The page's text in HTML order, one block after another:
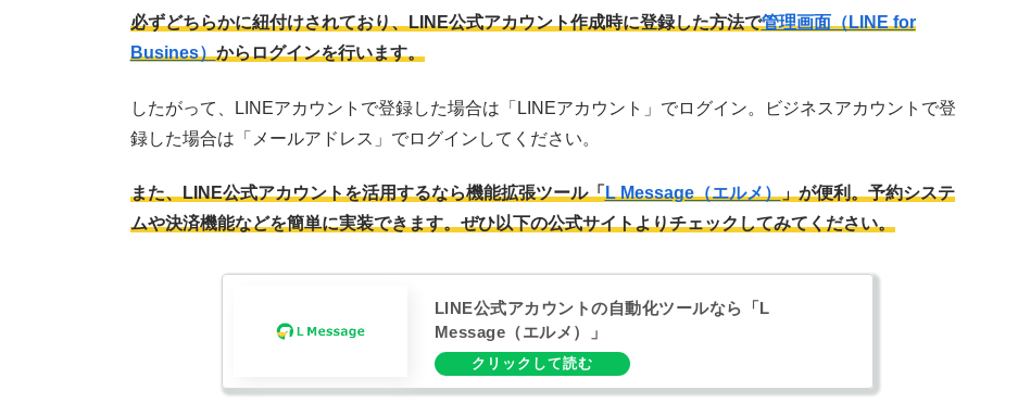
必ずどちらかに紐付けされており、LINE公式アカウント作成時に登録した方法で管理画面（LINE for
Busines）からログインを行います。
したがって、LINEアカウントで登録した場合は「LINEアカウント」でログイン。ビジネスアカウントで登
録した場合は「メールアドレス」でログインしてください。
また、LINE公式アカウントを活用するなら機能拡張ツール「L Message（エルメ）」が便利。予約システ
ムや決済機能などを簡単に実装できます。ぜひ以下の公式サイトよりチェックしてみてください。
LINE公式アカウントの自動化ツールなら「L
Message（エルメ）」